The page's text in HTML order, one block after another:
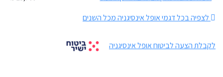
לצפיה בכל דגמי אופל אינסיגניה מכל השנים
לקבלת הצעה לביטוח אופל אינסיגניה